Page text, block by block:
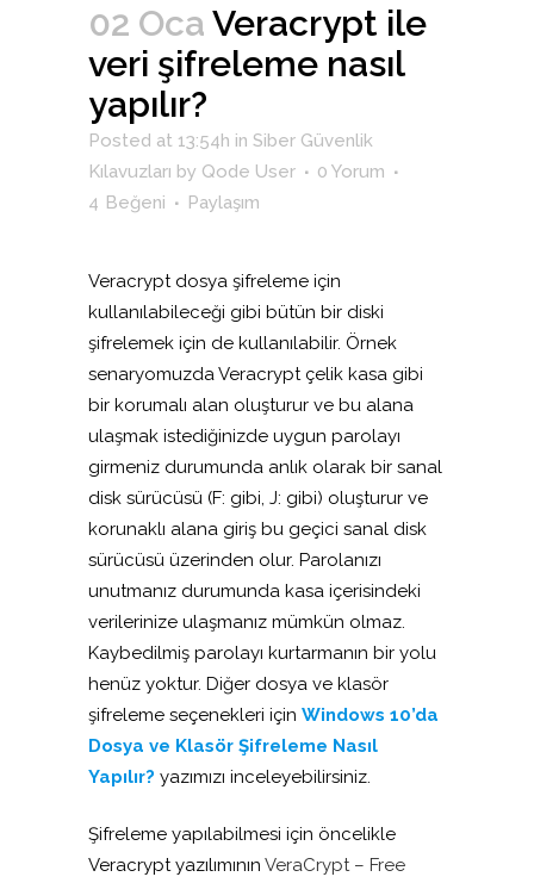
02 Oca Veracrypt ile
veri şifreleme nasıl
yapılır?
Posted at 13:54h in Siber Güvenlik
Kılavuzları by Qode User
0 Yorum
4 Beğeni Paylaşım
Veracrypt dosya şifreleme için
kullanılabileceği gibi bütün bir diski
şifrelemek için de kullanılabilir. Örnek
senaryomuzda Veracrypt çelik kasa gibi
bir korumalı alan oluşturur ve bu alana
ulaşmak istediğinizde uygun parolayı
girmeniz durumunda anlık olarak bir sanal
disk sürücüsü (F: gibi, J: gibi) oluşturur ve
korunaklı alana giriş bu geçici sanal disk
sürücüsü üzerinden olur. Parolanızı
unutmanız durumunda kasa içerisindeki
verilerinize ulaşmanız mümkün olmaz.
Kaybedilmiş parolayı kurtarmanın bir yolu
henüz yoktur. Diğer dosya ve klasör
şifreleme seçenekleri için Windows 10’da
Dosya ve Klasör Şifreleme Nasıl
Yapılır? yazımızı inceleyebilirsiniz.
Şifreleme yapılabilmesi için öncelikle
Veracrypt yazılımının VeraCrypt – Free